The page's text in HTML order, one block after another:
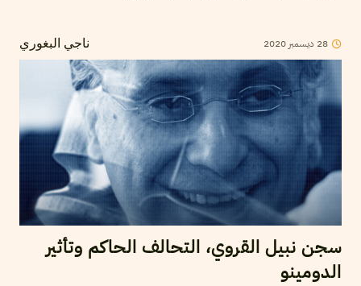
ناجي البغوري 28 ديسمبر 2020
سجن نبيل القروي، التحالف الحاكم وتأثير
الدومينو